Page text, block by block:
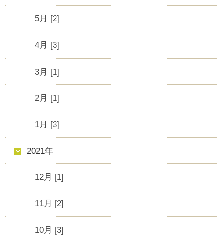
5月 [2]
4月 [3]
3月 [1]
2月 [1]
1月 [3]
2021年
12月 [1]
11月 [2]
10月 [3]